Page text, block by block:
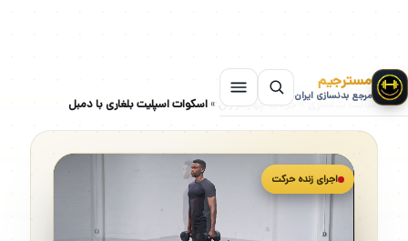
مسترجیم
مرجع بدنسازی ایران
سایت بدنسازی»حرکات چهارسر ران »اسکوات اسپلیت بلغاری با دمبل
اجرای زنده حرکت